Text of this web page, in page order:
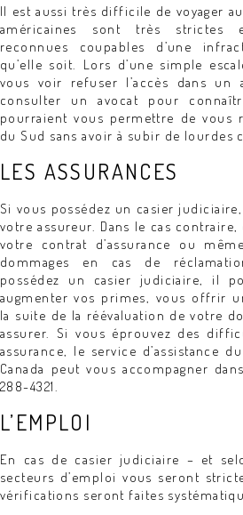
Il est aussi très difficile de voyager
américaines sont très strictes
reconnues coupables d’une
qu’elle soit. Lors d’une simple
vous voir refuser l’accès dans un
consulter un avocat pour
pourraient vous permettre de vous
du Sud sans avoir à subir de lourdes
LES ASSURANCES
Si vous possédez un casier
votre assureur. Dans le cas
votre contrat d’assurance ou
dommages en cas de
possédez un casier judiciaire, il
augmenter vos primes, vous offrir
la suite de la réévaluation de votre
assurer. Si vous éprouvez des
assurance, le service d’assistance
Canada peut vous accompagner
288-4321.
L’EMPLOI
En cas de casier judiciaire – et
secteurs d’emploi vous seront
vérifications seront faites